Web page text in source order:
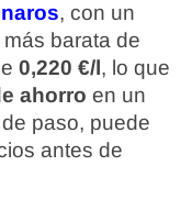
, con un
barata de
0,220 €/l, lo que
ahorro en un
paso, puede
antes de